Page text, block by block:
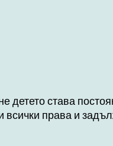
детето става
всички права и